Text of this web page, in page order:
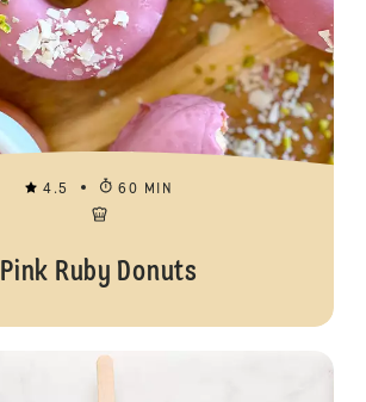
4.5 60 MIN
Pink Ruby Donuts